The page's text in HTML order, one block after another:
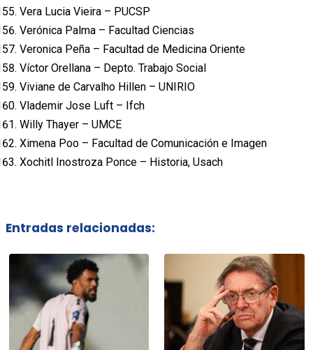
Vera Lucia Vieira – PUCSP
Verónica Palma – Facultad Ciencias
Veronica Peña – Facultad de Medicina Oriente
Víctor Orellana – Depto. Trabajo Social
Viviane de Carvalho Hillen – UNIRIO
Vlademir Jose Luft – Ifch
Willy Thayer – UMCE
Ximena Poo – Facultad de Comunicación e Imagen
Xochitl Inostroza Ponce – Historia, Usach
Entradas relacionadas: